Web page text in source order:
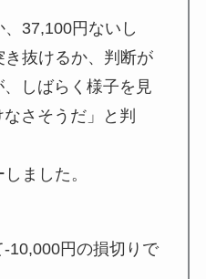
37,100円ないし
抜けるか、判断が
しばらく様子を見
さそうだ」と判
ました。
10,000円の損切りで